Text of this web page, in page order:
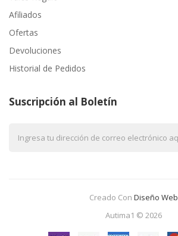
Afiliados
Ofertas
Devoluciones
Historial de Pedidos
Suscripción al Boletín
Creado Con Diseño Web
Autima1 © 2026